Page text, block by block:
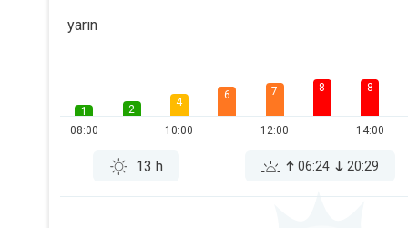
yarın
1
08:00
2
4
10:00
6 7
12:00
8 8
14:00
13 h 06:24 20:29